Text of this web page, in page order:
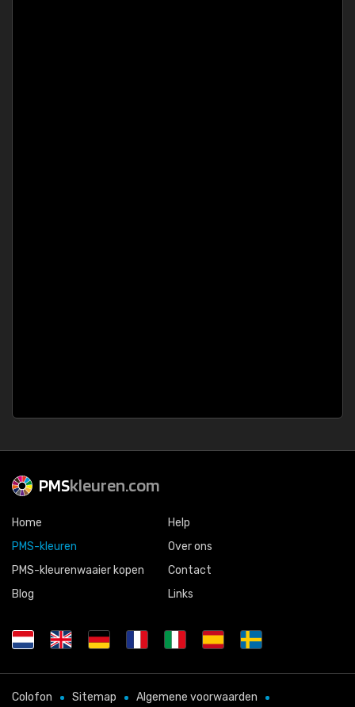
PMSkleuren.com
Home
PMS-kleuren
PMS-kleurenwaaier kopen
Blog
Help
Over ons
Contact
Links
Colofon Sitemap Algemene voorwaarden